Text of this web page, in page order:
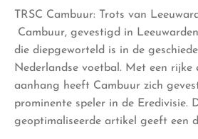
TRSC Cambuur: Trots van
Cambuur, gevestigd in
die diepgeworteld is in de
Nederlandse voetbal. Met een rijke
aanhang heeft Cambuur zich
prominente speler in de Eredivisie.
geoptimaliseerde artikel geeft een